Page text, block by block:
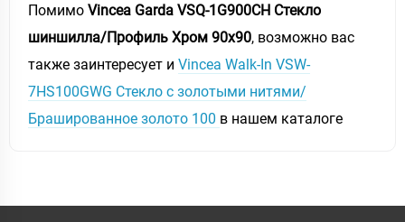
Помимо Vincea Garda VSQ-1G900CH Стекло
шиншилла/Профиль Хром 90х90, возможно вас
также заинтересует и Vincea Walk-In VSW-
7HS100GWG Стекло с золотыми нитями/
Брашированное золото 100 в нашем каталоге